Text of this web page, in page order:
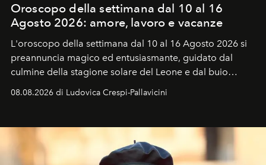
Oroscopo della settimana dal 10 al 16
Agosto 2026: amore, lavoro e vacanze
L'oroscopo della settimana dal 10 al 16 Agosto 2026 si
preannuncia magico ed entusiasmante, guidato dal
culmine della stagione solare del Leone e dal buio
ideale per la notte delle Perseidi.
08.08.2026 di Ludovica Crespi-Pallavicini